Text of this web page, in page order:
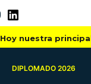
Hoy nuestra
DIPLOMADO 2026